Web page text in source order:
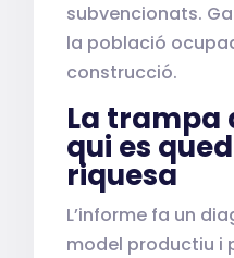
subvencionats.
la població
construcció.
La trampa
qui es
riquesa
L’informe fa un
model productiu i